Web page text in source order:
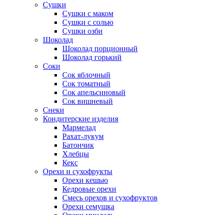
Сушки
Сушки с маком
Сушки с солью
Сушки озби
Шоколад
Шоколад порционный
Шоколад горький
Соки
Сок яблочный
Сок томатный
Сок апельсиновый
Сок вишневый
Снеки
Кондитерские изделия
Мармелад
Рахат-лукум
Батончик
Хлебцы
Кекс
Орехи и сухофрукты
Орехи кешью
Кедровые орехи
Смесь орехов и сухофруктов
Орехи семушка